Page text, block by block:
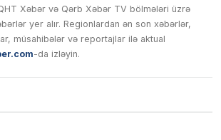
Xəbər və Qərb Xəbər TV bölmələri üzrə
yer alır. Regionlardan ən son xəbərlər,
müsahibələr və reportajlar ilə aktual
-da izləyin.